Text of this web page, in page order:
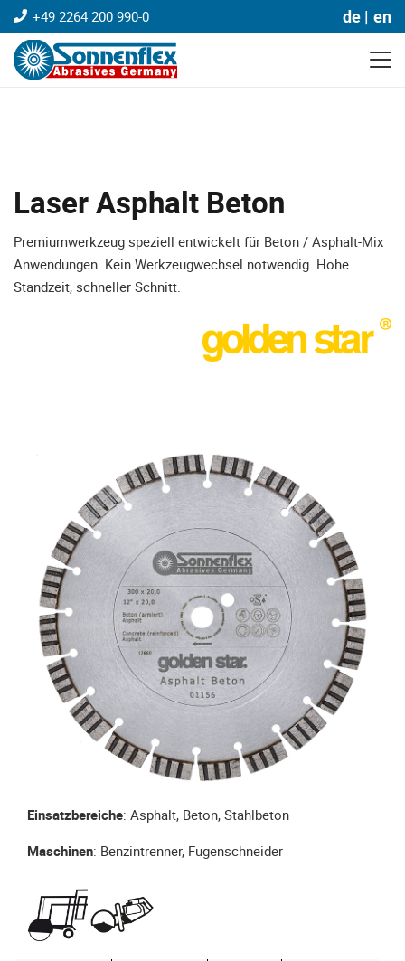
+49 2264 200 990-0 de en
Laser Asphalt Beton
Premiumwerkzeug speziell entwickelt für Beton / Asphalt-Mix
Anwendungen. Kein Werkzeugwechsel notwendig. Hohe
Standzeit, schneller Schnitt.
Einsatzbereiche: Asphalt, Beton, Stahlbeton
Maschinen: Benzintrenner, Fugenschneider